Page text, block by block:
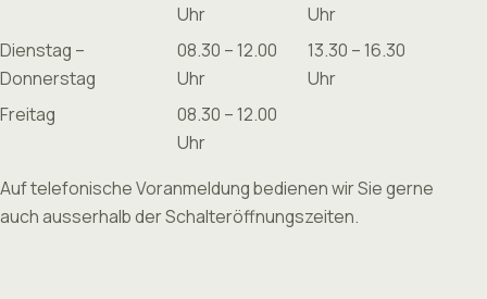
Uhr
Uhr
Dienstag –
Donnerstag
08.30 – 12.00
Uhr
13.30 – 16.30
Uhr
Freitag
08.30 – 12.00
Uhr
Auf telefonische Voranmeldung bedienen wir Sie gerne
auch ausserhalb der Schalteröffnungszeiten.